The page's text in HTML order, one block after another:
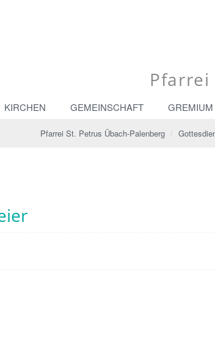
Pfarrei
KIRCHEN GEMEINSCHAFT GREMIUM
Pfarrei St. Petrus Übach-Palenberg